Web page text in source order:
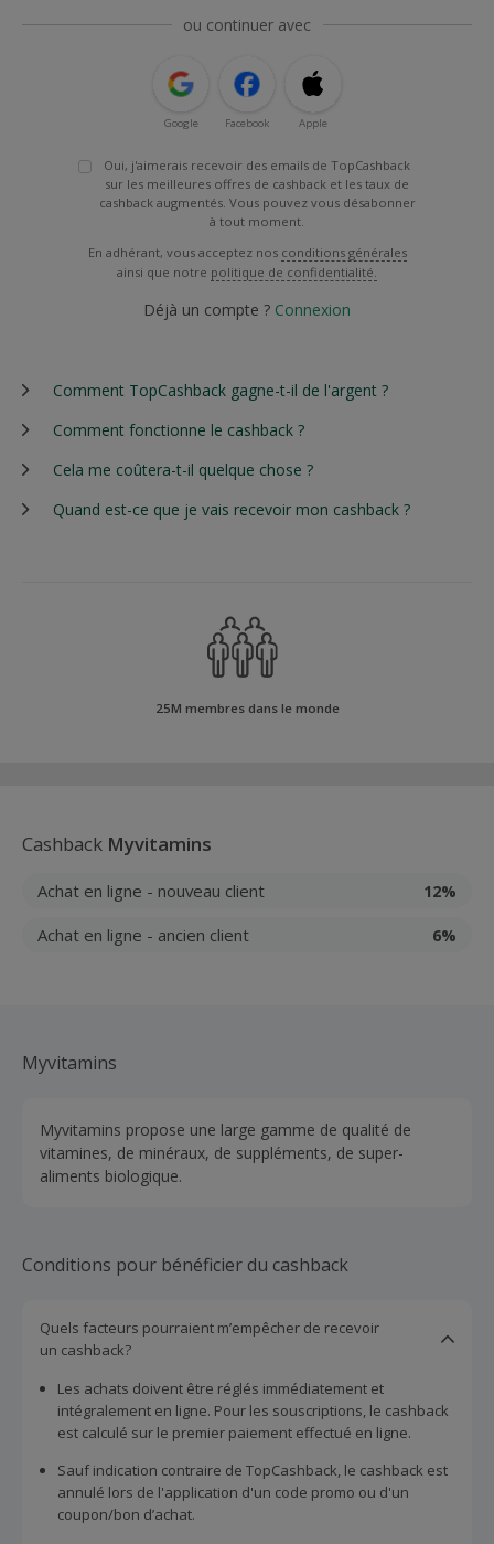
ou continuer avec
Google Facebook Apple
Oui, j'aimerais recevoir des emails de TopCashback
sur les meilleures offres de cashback et les taux de
cashback augmentés. Vous pouvez vous désabonner
à tout moment.
En adhérant, vous acceptez nos conditions générales
ainsi que notre politique de confidentialité.
Déjà un compte ? Connexion
Comment TopCashback gagne-t-il de l'argent ?
Comment fonctionne le cashback ?
Cela me coûtera-t-il quelque chose ?
Quand est-ce que je vais recevoir mon cashback ?
25M membres dans le monde
Cashback Myvitamins
Achat en ligne - nouveau client 12%
Achat en ligne - ancien client 6%
Myvitamins
Myvitamins propose une large gamme de qualité de
vitamines, de minéraux, de suppléments, de super-
aliments biologique.
Conditions pour bénéficier du cashback
Quels facteurs pourraient m’empêcher de recevoir
un cashback?
Les achats doivent être réglés immédiatement et
intégralement en ligne. Pour les souscriptions, le cashback
est calculé sur le premier paiement effectué en ligne.
Sauf indication contraire de TopCashback, le cashback est
annulé lors de l'application d'un code promo ou d'un
coupon/bon d’achat.